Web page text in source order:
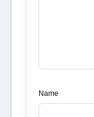
Name